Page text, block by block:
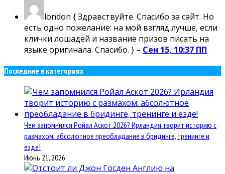
london { Здравствуйте. Спасибо за сайт. Но
есть одно пожелание: на мой взгляд лучше, если
клички лошадей и название призов писать на
языке оригинала. Спасибо. } – Сен 15, 10:37 ПП
Последние в категориях
Чем запомнился Ройал Аскот 2026? Ирландия творит историю с
размахом: абсолютное преобладание в бридинге, тренинге и
езде!
Июнь 21, 2026